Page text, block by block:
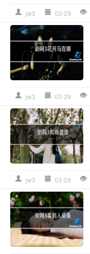
jw3 03-29
jw3 03-29
jw3 03-29